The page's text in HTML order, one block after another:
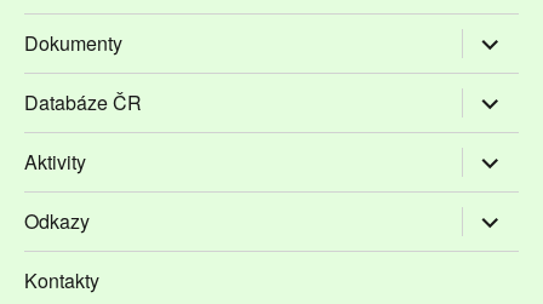
Dokumenty Zobrazit
položky
Databáze ČR
Zobrazit
položky
Aktivity
Zobrazit
položky
Odkazy
Zobrazit
položky
Kontakty